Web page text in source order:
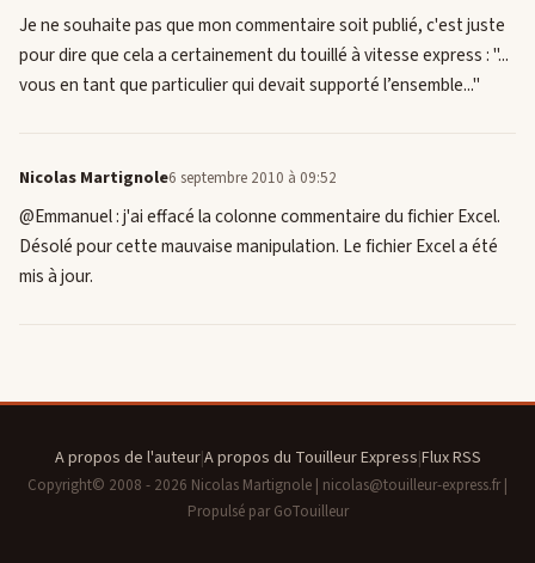
Je ne souhaite pas que mon commentaire soit publié, c'est juste
pour dire que cela a certainement du touillé à vitesse express : "...
vous en tant que particulier qui devait supporté l’ensemble..."
Nicolas Martignole6 septembre 2010 à 09:52
@Emmanuel : j'ai effacé la colonne commentaire du fichier Excel.
Désolé pour cette mauvaise manipulation. Le fichier Excel a été
mis à jour.
A propos de l'auteur|A propos du Touilleur Express|Flux RSS
Copyright© 2008 - 2026 Nicolas Martignole | nicolas@touilleur-express.fr |
Propulsé par GoTouilleur